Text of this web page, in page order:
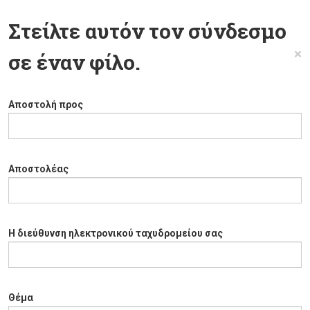
Στείλτε αυτόν τον σύνδεσμο
σε έναν φίλο.
×
Αποστολή προς
Αποστολέας
Η διεύθυνση ηλεκτρονικού ταχυδρομείου σας
Θέμα